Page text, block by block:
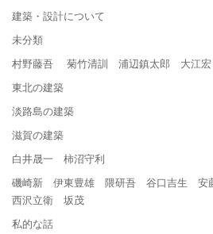
建築・設計について
未分類
村野藤吾 菊竹清訓 浦辺鎮太郎 大江宏
東北の建築
淡路島の建築
滋賀の建築
白井晟一 柿沼守利
磯崎新 伊東豊雄 隈研吾 谷口吉生 安
西沢立衛 坂茂
私的な話